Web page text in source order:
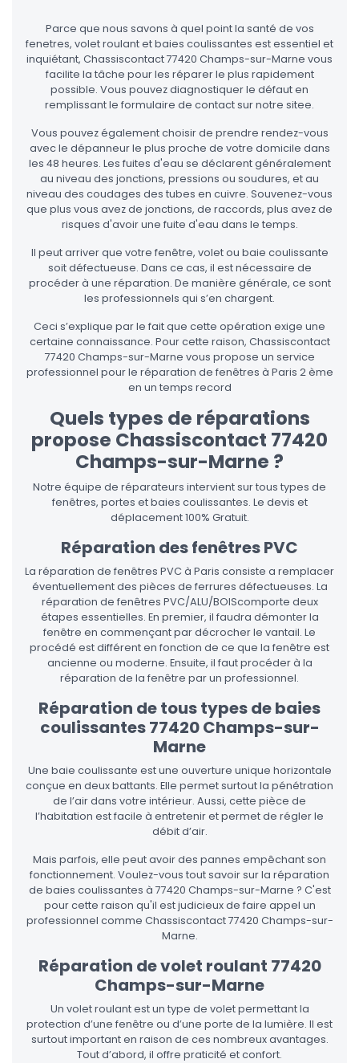
Parce que nous savons à quel point la santé de vos
fenetres, volet roulant et baies coulissantes est essentiel et
inquiétant, Chassiscontact 77420 Champs-sur-Marne vous
facilite la tâche pour les réparer le plus rapidement
possible. Vous pouvez diagnostiquer le défaut en
remplissant le formulaire de contact sur notre sitee.
Vous pouvez également choisir de prendre rendez-vous
avec le dépanneur le plus proche de votre domicile dans
les 48 heures. Les fuites d'eau se déclarent généralement
au niveau des jonctions, pressions ou soudures, et au
niveau des coudages des tubes en cuivre. Souvenez-vous
que plus vous avez de jonctions, de raccords, plus avez de
risques d'avoir une fuite d'eau dans le temps.
Il peut arriver que votre fenêtre, volet ou baie coulissante
soit défectueuse. Dans ce cas, il est nécessaire de
procéder à une réparation. De manière générale, ce sont
les professionnels qui s’en chargent.
Ceci s’explique par le fait que cette opération exige une
certaine connaissance. Pour cette raison, Chassiscontact
77420 Champs-sur-Marne vous propose un service
professionnel pour le réparation de fenêtres à Paris 2 ème
en un temps record
Quels types de réparations
propose Chassiscontact 77420
Champs-sur-Marne ?
Notre équipe de réparateurs intervient sur tous types de
fenêtres, portes et baies coulissantes. Le devis et
déplacement 100% Gratuit.
Réparation des fenêtres PVC
La réparation de fenêtres PVC à Paris consiste a remplacer
éventuellement des pièces de ferrures défectueuses. La
réparation de fenêtres PVC/ALU/BOIScomporte deux
étapes essentielles. En premier, il faudra démonter la
fenêtre en commençant par décrocher le vantail. Le
procédé est différent en fonction de ce que la fenêtre est
ancienne ou moderne. Ensuite, il faut procéder à la
réparation de la fenêtre par un professionnel.
Réparation de tous types de baies
coulissantes 77420 Champs-sur-
Marne
Une baie coulissante est une ouverture unique horizontale
conçue en deux battants. Elle permet surtout la pénétration
de l’air dans votre intérieur. Aussi, cette pièce de
l’habitation est facile à entretenir et permet de régler le
débit d’air.
Mais parfois, elle peut avoir des pannes empêchant son
fonctionnement. Voulez-vous tout savoir sur la réparation
de baies coulissantes à 77420 Champs-sur-Marne ? C'est
pour cette raison qu'il est judicieux de faire appel un
professionnel comme Chassiscontact 77420 Champs-sur-
Marne.
Réparation de volet roulant 77420
Champs-sur-Marne
Un volet roulant est un type de volet permettant la
protection d’une fenêtre ou d’une porte de la lumière. Il est
surtout important en raison de ces nombreux avantages.
Tout d’abord, il offre praticité et confort.